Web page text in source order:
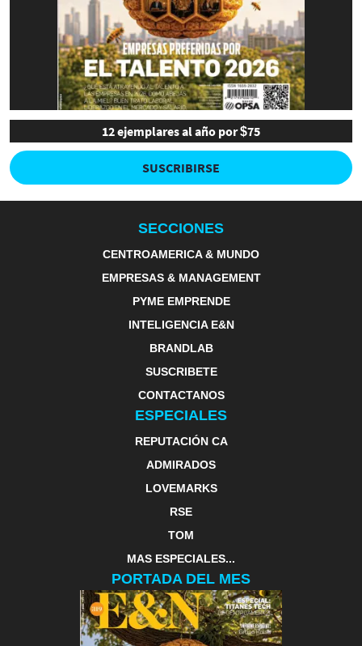
12 ejemplares al año por $75
SUSCRIBIRSE
SECCIONES
CENTROAMERICA & MUNDO
EMPRESAS & MANAGEMENT
PYME EMPRENDE
INTELIGENCIA E&N
BRANDLAB
SUSCRIBETE
CONTACTANOS
ESPECIALES
REPUTACIÓN CA
ADMIRADOS
LOVEMARKS
RSE
TOM
MAS ESPECIALES...
PORTADA DEL MES